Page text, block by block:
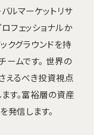
ルマーケットリサ
フェッショナルか
クグラウンドを持
ームです。 世界の
えるべき投資視点
す。富裕層の資産
発信します。